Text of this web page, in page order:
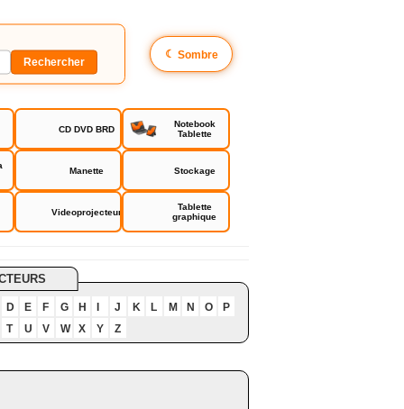
☾ Sombre
CD DVD BRD
Notebook
Tablette
Manette Stockage
Videoprojecteur
Tablette
graphique
D E F G H J K L M N O
P
T
U V W X Y Z